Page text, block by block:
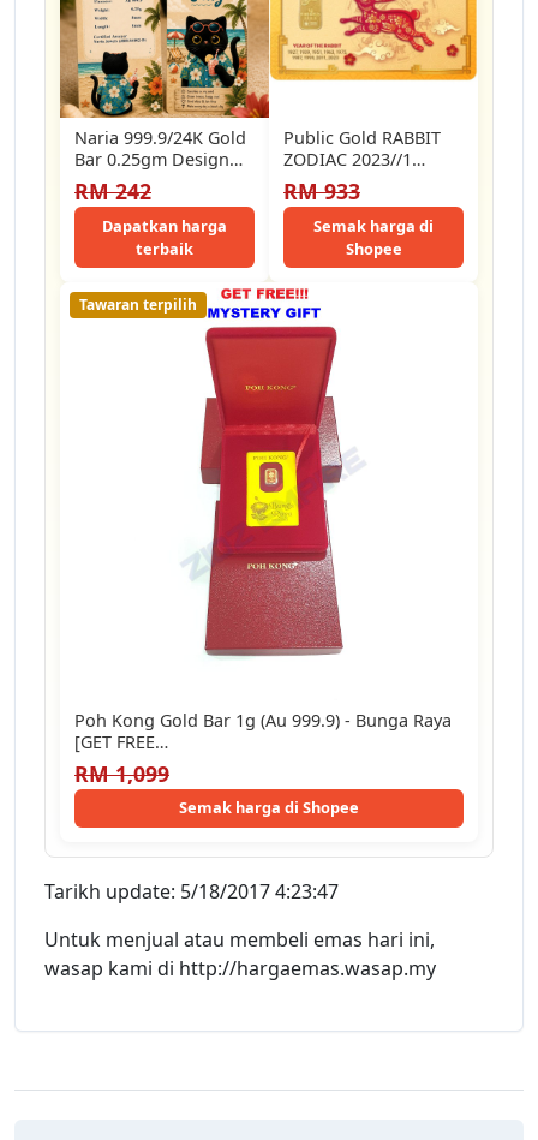
Naria 999.9/24K Gold
Bar 0.25gm Design
July Cute Cat Gold Bar
Emas…
RM 242
Dapatkan harga
terbaik
Public Gold RABBIT
ZODIAC 2023//1
GRAM//SMALL
BAR//999.9//NEWLY
LAUNCHED//FREE
RM 933
Semak harga di
Shopee
Tawaran terpilih
Poh Kong Gold Bar 1g (Au 999.9) - Bunga Raya
[GET FREE…
RM 1,099
Semak harga di Shopee
Tarikh update: 5/18/2017 4:23:47
Untuk menjual atau membeli emas hari ini,
wasap kami di http://hargaemas.wasap.my